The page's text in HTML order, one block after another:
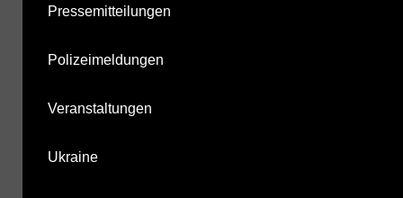
Pressemitteilungen
Polizeimeldungen
Veranstaltungen
Ukraine